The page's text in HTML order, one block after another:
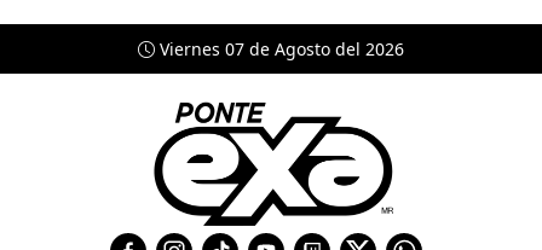
Viernes 07 de Agosto del 2026